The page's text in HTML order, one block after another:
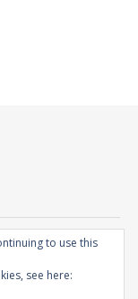
©
.
to use this
see here: